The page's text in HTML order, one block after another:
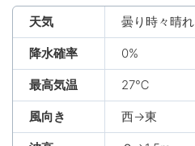
天気 曇り時々晴れ
降水確率 0%
最高気温 27℃
風向き 西→東